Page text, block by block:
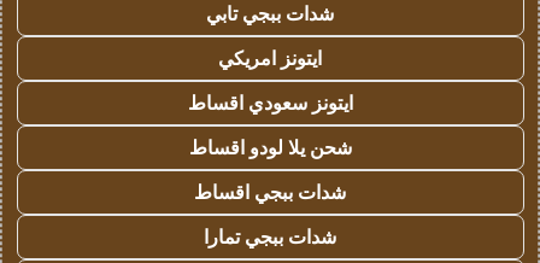
شدات ببجي تابي
ايتونز امريكي
ايتونز سعودي اقساط
شحن يلا لودو اقساط
شدات ببجي اقساط
شدات ببجي تمارا